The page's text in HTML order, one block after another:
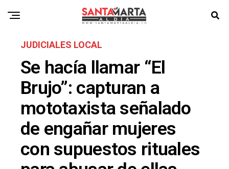
JUDICIALES LOCAL
Se hacía llamar “El
Brujo”: capturan a
mototaxista señalado
de engañar mujeres
con supuestos rituales